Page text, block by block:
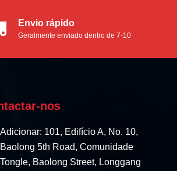
Envio rápido
Geralmente enviado dentro de 7-10
nos
Adicionar: 101, Edifício A, No. 10,
Baolong 5th Road, Comunidade
Tongle, Baolong Street, Longgang